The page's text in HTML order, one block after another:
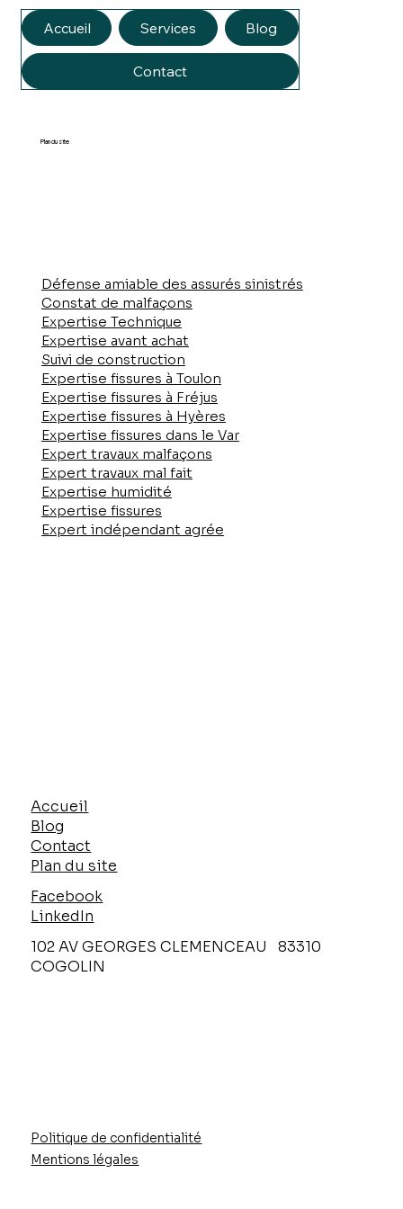
AM Experbat
Accueil Services Blog
Contact
Plan du site
Défense amiable des assurés sinistrés
Constat de malfaçons
Expertise Technique
Expertise avant achat
Suivi de construction
Expertise fissures à Toulon
Expertise fissures à Fréjus
Expertise fissures à Hyères
Expertise fissures dans le Var
Expert travaux malfaçons
Expert travaux mal fait
Expertise humidité
Expertise fissures
Expert indépendant agrée
102 AV GEORGES CLEMENCEAU 83310
COGOLIN
Accueil
Blog
Contact
Plan du site
Facebook
LinkedIn
Politique de confidentialité
Mentions légales